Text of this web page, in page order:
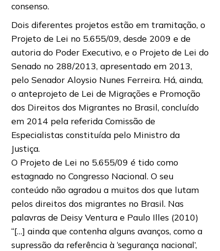
consenso.
Dois diferentes projetos estão em tramitação, o
Projeto de Lei no 5.655/09, desde 2009 e de
autoria do Poder Executivo, e o Projeto de Lei do
Senado no 288/2013, apresentado em 2013,
pelo Senador Aloysio Nunes Ferreira. Há, ainda,
o anteprojeto de Lei de Migrações e Promoção
dos Direitos dos Migrantes no Brasil, concluído
em 2014 pela referida Comissão de
Especialistas constituída pelo Ministro da
Justiça.
O Projeto de Lei no 5.655/09 é tido como
estagnado no Congresso Nacional. O seu
conteúdo não agradou a muitos dos que lutam
pelos direitos dos migrantes no Brasil. Nas
palavras de Deisy Ventura e Paulo Illes (2010)
“[…] ainda que contenha alguns avanços, como a
supressão da referência à ‘segurança nacional’,